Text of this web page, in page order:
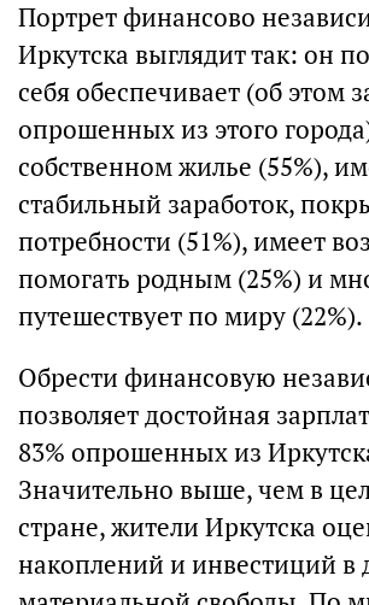
Портрет финансово
Иркутска выглядит так: он
себя обеспечивает (об этом
опрошенных из этого
собственном жилье (55%),
стабильный заработок,
потребности (51%), имеет
помогать родным (25%) и
путешествует по миру (22%).
Обрести финансовую
позволяет достойная
83% опрошенных из
Значительно выше, чем в
стране, жители Иркутска
накоплений и инвестиций в